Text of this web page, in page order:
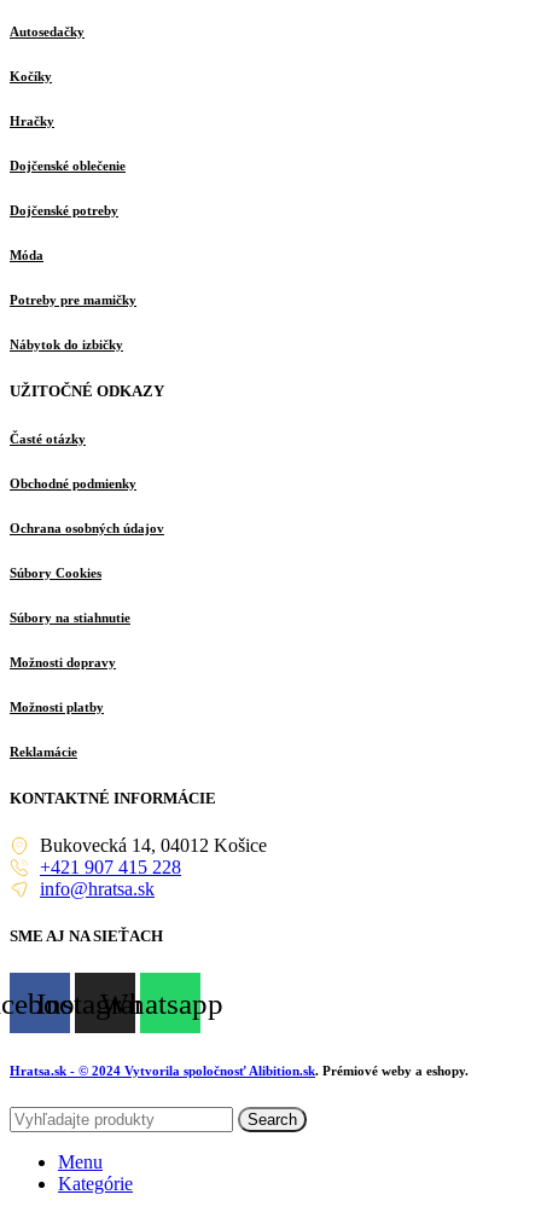
Autosedačky
Kočíky
Hračky
Dojčenské oblečenie
Dojčenské potreby
Móda
Potreby pre mamičky
Nábytok do izbičky
UŽITOČNÉ ODKAZY
Časté otázky
Obchodné podmienky
Ochrana osobných údajov
Súbory Cookies
Súbory na stiahnutie
Možnosti dopravy
Možnosti platby
Reklamácie
KONTAKTNÉ INFORMÁCIE
Bukovecká 14, 04012 Košice
+421 907 415 228
info@hratsa.sk
SME AJ NA SIEŤACH
InstagramWhatsapp
Hratsa.sk - © 2024 Vytvorila spoločnosť Alibition.sk. Prémiové weby a eshopy.
Search
Menu
Kategórie